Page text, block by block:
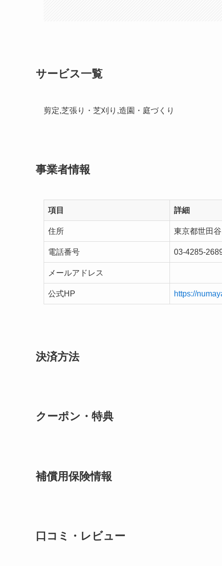
サービス一覧
剪定,芝張り・芝刈り,造園・庭づくり
事業者情報
項目 詳細
住所 東京都世田
電話番号 03-4285-
メールアドレス
公式HP https://
決済方法
クーポン・特典
補償用保険情報
口コミ・レビュー